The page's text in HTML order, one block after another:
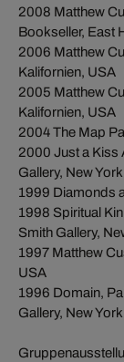
2008 Matthew
Bookseller, East
2006 Matthew
Kalifornien, USA
2005 Matthew
Kalifornien, USA
2004 The Map
2000 Just a Kiss
Gallery, New
1999 Diamonds
1998 Spiritual
Smith Gallery,
1997 Matthew
USA
1996 Domain,
Gallery, New